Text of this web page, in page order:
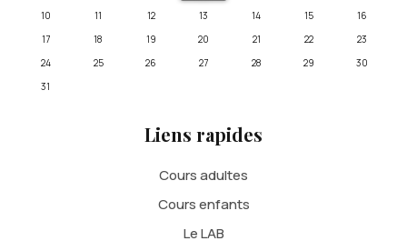
10
11 12 13 14 15
16
17
18 19 20 21 22
23
24
25 26 27 28 29
30
31
Liens rapides
Cours adultes
Cours enfants
Le LAB